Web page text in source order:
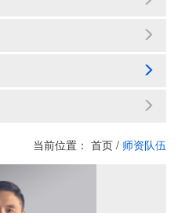
当前位置： 首页 / 师资队伍